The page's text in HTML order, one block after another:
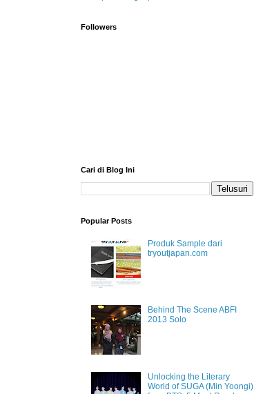
Followers
Cari di Blog Ini
Popular Posts
Produk Sample dari
tryoutjapan.com
Behind The Scene ABFI
2013 Solo
Unlocking the Literary
World of SUGA (Min Yoongi)